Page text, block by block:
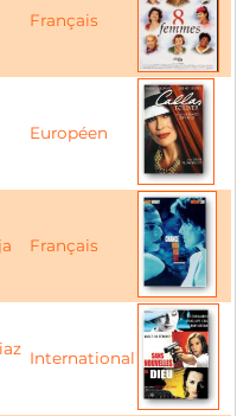
Français
Européen
Français
International